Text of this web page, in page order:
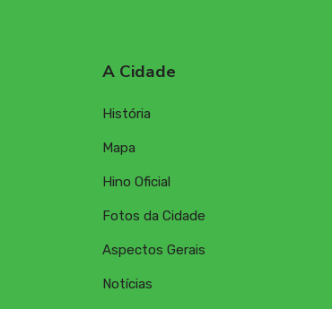
A Cidade
História
Mapa
Hino Oficial
Fotos da Cidade
Aspectos Gerais
Notícias